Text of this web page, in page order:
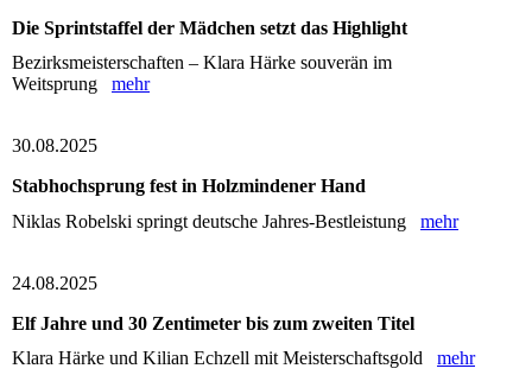
Die Sprintstaffel der Mädchen setzt das Highlight
Bezirksmeisterschaften – Klara Härke souverän im
Weitsprung mehr
30.08.2025
Stabhochsprung fest in Holzmindener Hand
Niklas Robelski springt deutsche Jahres-Bestleistung mehr
24.08.2025
Elf Jahre und 30 Zentimeter bis zum zweiten Titel
Klara Härke und Kilian Echzell mit Meisterschaftsgold mehr